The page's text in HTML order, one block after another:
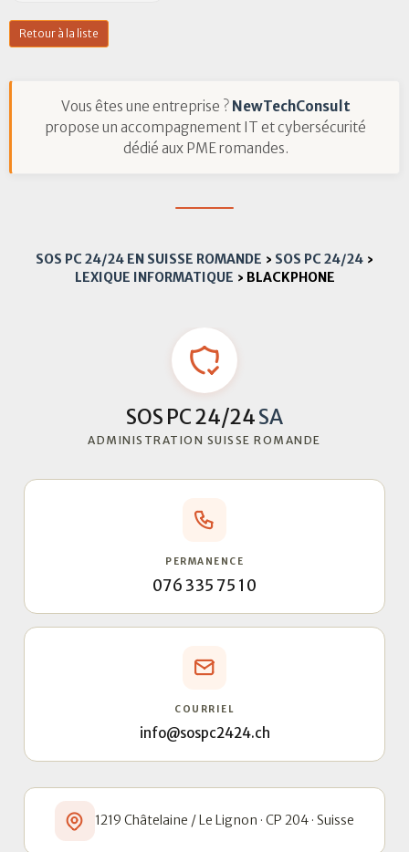
Retour à la liste
Vous êtes une entreprise ? NewTechConsult
propose un accompagnement IT et cybersécurité
dédié aux PME romandes.
SOS PC 24/24 EN SUISSE ROMANDE › SOS PC 24/24 ›
LEXIQUE INFORMATIQUE › BLACKPHONE
SOS PC 24/24SA
ADMINISTRATION SUISSE ROMANDE
PERMANENCE
076 335 75 10
COURRIEL
info@sospc2424.ch
1219 Châtelaine / Le Lignon · CP 204 · Suisse